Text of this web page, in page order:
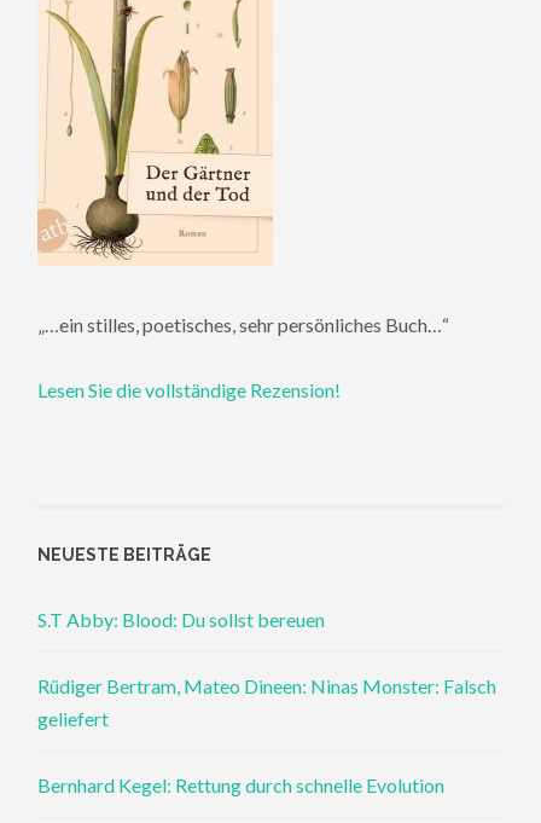
„…ein stilles, poetisches, sehr persönliches Buch…“
Lesen Sie die vollständige Rezension!
NEUESTE BEITRÄGE
S.T Abby: Blood: Du sollst bereuen
Rüdiger Bertram, Mateo Dineen: Ninas Monster: Falsch
geliefert
Bernhard Kegel: Rettung durch schnelle Evolution